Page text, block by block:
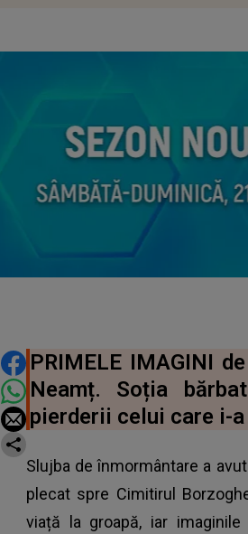
DISTRIBUIE ARTICOLUL
PRIMELE IMAGINI
Neamț. Soția
pierderii celui care i-
Slujba de înmormântare a
plecat spre Cimitirul
viață la groapă, iar